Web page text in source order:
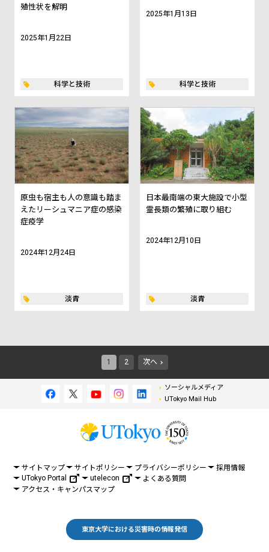
殖性状を解明
2025年1月22日
科学と技術
2025年1月13日
科学と技術
原虫も宿主も人の意識も踏ま
えたリーシュマニア症の感染
症疫学
2024年12月24日
淡青
日本最南端の東大施設で小型
霊長類の繁殖に取り組む
2024年12月10日
淡青
1 2 次へ
ソーシャルメディア
UTokyo Mail Hub
サイトマップ サイトポリシー プライバシーポリシー
採用情報
UTokyo Portal
utelecon
よくある質問
アクセス・キャンパスマップ
東京大学における災害時の情報発信